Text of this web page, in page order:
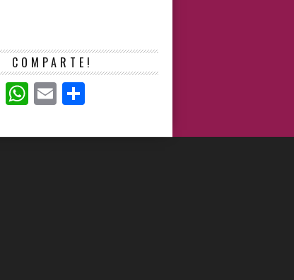
COMPARTE!
TwitterWhatsApp
Email